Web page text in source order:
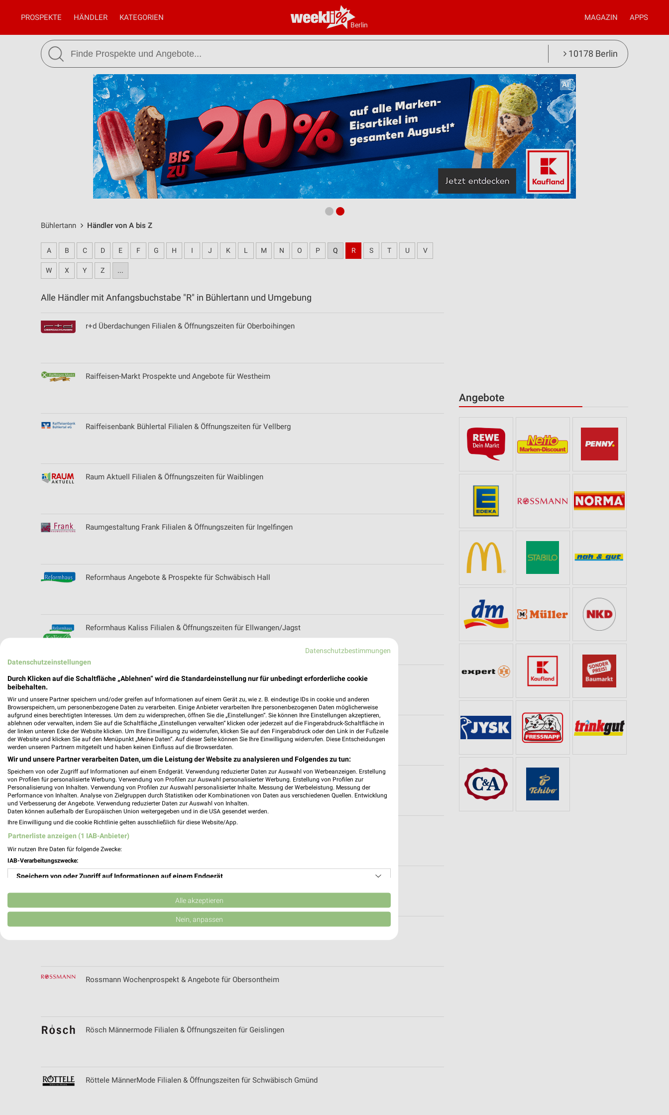
Berlin
PROSPEKTE HÄNDLER KATEGORIEN MAGAZIN APPS
10178 Berlin
Bühlertann Händler von A bis Z
Angebote
A B C D E F G H I J K L M N O P Q R S T U V
W X Y Z ...
Alle Händler mit Anfangsbuchstabe "R" in Bühlertann und Umgebung
r+d Überdachungen Filialen & Öffnungszeiten für Oberboihingen
Raiffeisen-Markt Prospekte und Angebote für Westheim
Raiffeisenbank Bühlertal Filialen & Öffnungszeiten für Vellberg
Raum Aktuell Filialen & Öffnungszeiten für Waiblingen
Raumgestaltung Frank Filialen & Öffnungszeiten für Ingelfingen
Reformhaus Angebote & Prospekte für Schwäbisch Hall
Reformhaus Kaliss Filialen & Öffnungszeiten für Ellwangen/Jagst
Reha Sportstudio Filialen & Öffnungszeiten für Schwäbisch Hall
RemsPark Filialen & Öffnungszeiten für Waiblingen
RENO - aktueller Online Prospekt für Mutlangen
REWE Prospekt der Woche für Bühlertann
ROFU Prospekte & Spielzeug für Crailsheim
ROLLER Katalog und Prospekte für CRAILSHEIM
Rossmann Wochenprospekt & Angebote für Obersontheim
Rösch Männermode Filialen & Öffnungszeiten für Geislingen
Röttele MännerMode Filialen & Öffnungszeiten für Schwäbisch Gmünd
Datenschutzbestimmungen
Datenschutzeinstellungen
Durch Klicken auf die Schaltfläche „Ablehnen“ wird die Standardeinstellung nur für unbedingt erforderliche cookie
beibehalten.
Wir und unsere Partner speichern und/oder greifen auf Informationen auf einem Gerät zu, wie z. B. eindeutige IDs in cookie und anderen
Browserspeichern, um personenbezogene Daten zu verarbeiten. Einige Anbieter verarbeiten Ihre personenbezogenen Daten möglicherweise
aufgrund eines berechtigten Interesses. Um dem zu widersprechen, öffnen Sie die „Einstellungen“. Sie können Ihre Einstellungen akzeptieren,
ablehnen oder verwalten, indem Sie auf die Schaltfläche „Einstellungen verwalten“ klicken oder jederzeit auf die Fingerabdruck-Schaltfläche in
der linken unteren Ecke der Website klicken. Um Ihre Einwilligung zu widerrufen, klicken Sie auf den Fingerabdruck oder den Link in der Fußzeile
der Website und klicken Sie auf den Menüpunkt „Meine Daten“. Auf dieser Seite können Sie Ihre Einwilligung widerrufen. Diese Entscheidungen
werden unseren Partnern mitgeteilt und haben keinen Einfluss auf die Browserdaten.
Wir und unsere Partner verarbeiten Daten, um die Leistung der Website zu analysieren und Folgendes zu tun:
Speichern von oder Zugriff auf Informationen auf einem Endgerät. Verwendung reduzierter Daten zur Auswahl von Werbeanzeigen. Erstellung
von Profilen für personalisierte Werbung. Verwendung von Profilen zur Auswahl personalisierter Werbung. Erstellung von Profilen zur
Personalisierung von Inhalten. Verwendung von Profilen zur Auswahl personalisierter Inhalte. Messung der Werbeleistung. Messung der
Performance von Inhalten. Analyse von Zielgruppen durch Statistiken oder Kombinationen von Daten aus verschiedenen Quellen. Entwicklung
und Verbesserung der Angebote. Verwendung reduzierter Daten zur Auswahl von Inhalten.
Daten können außerhalb der Europäischen Union weitergegeben und in die USA gesendet werden.
Ihre Einwilligung und die cookie Richtlinie gelten ausschließlich für diese Website/App.
Partnerliste anzeigen (1 IAB-Anbieter)
Wir nutzen Ihre Daten für folgende Zwecke:
IAB-Verarbeitungszwecke:
Speichern von oder Zugriff auf Informationen auf einem Endgerät
Verwendung reduzierter Daten zur Auswahl von Werbeanzeigen
Erstellung von Profilen für personalisierte Werbung
Verwendung von Profilen zur Auswahl personalisierter Inhalte
Verwendung reduzierter Daten zur Auswahl von Inhalten
Alle akzeptieren
Nein, anpassen